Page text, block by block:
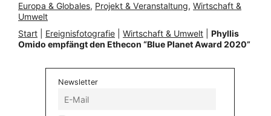
Europa & Globales, Projekt & Veranstaltung, Wirtschaft &
Umwelt
Start
Ereignisfotografie Wirtschaft & Umwelt
Phyllis
Omido empfängt den Ethecon “Blue Planet Award 2020”
Newsletter